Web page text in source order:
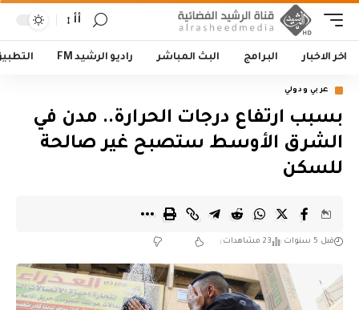
أأ
اخر الاخبار البرامج البث المباشر راديو الرشيد FM
عربي ودولي
بسبب ارتفاع درجات الحرارة.. مدن في
الشرق الأوسط ستصبح غير صالحة
للسكن
قبل 5 سنوات 23 مشاهدات